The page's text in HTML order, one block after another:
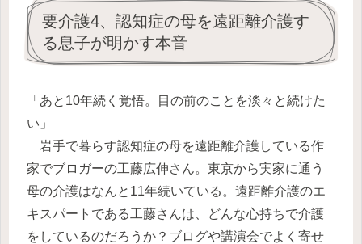
要介護4、認知症の母を遠距離介護す
る息子が明かす本音
「あと10年続く覚悟。目の前のことを淡々と続けた
い」
岩手で暮らす認知症の母を遠距離介護している作
家でブロガーの工藤広伸さん。東京から実家に通う
母の介護はなんと11年続いている。遠距離介護のエ
キスパートである工藤さんは、どんな心持ちで介護
をしているのだろうか？ブログや講演会でよく寄せ